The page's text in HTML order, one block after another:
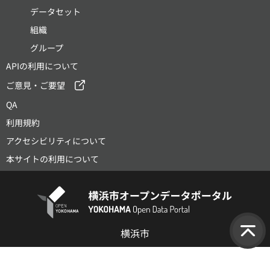
データセット
組織
グループ
APIの利用について
ご意見・ご要望
QA
利用規約
アクセシビリティについて
本サイトの利用について
横浜市